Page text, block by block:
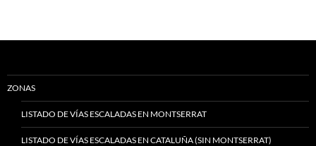
ZONAS
LISTADO DE VÍAS ESCALADAS EN MONTSERRAT
LISTADO DE VÍAS ESCALADAS EN CATALUÑA (SIN MONTSERRAT)